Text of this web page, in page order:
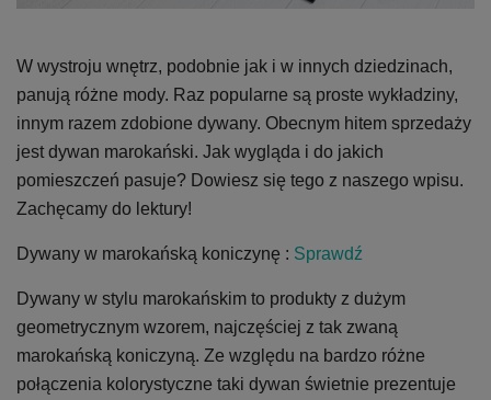
W wystroju wnętrz, podobnie jak i w innych dziedzinach,
panują różne mody. Raz popularne są proste wykładziny,
innym razem zdobione dywany. Obecnym hitem sprzedaży
jest dywan marokański. Jak wygląda i do jakich
pomieszczeń pasuje? Dowiesz się tego z naszego wpisu.
Zachęcamy do lektury!
Dywany w marokańską koniczynę : Sprawdź
Dywany w stylu marokańskim to produkty z dużym
geometrycznym wzorem, najczęściej z tak zwaną
marokańską koniczyną. Ze względu na bardzo różne
połączenia kolorystyczne taki dywan świetnie prezentuje